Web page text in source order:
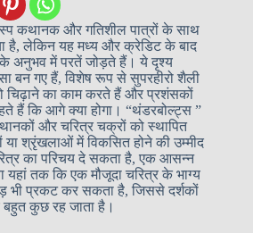
कथानक और गतिशील पात्रों के साथ
है, लेकिन यह मध्य और क्रेडिट के बाद
के अनुभव में परतें जोड़ते हैं। ये दृश्य
बन गए हैं, विशेष रूप से सुपरहीरो शैली
चिढ़ाने का काम करते हैं और प्रशंसकों
हैं कि आगे क्या होगा। “थंडरबोल्ट्स ”
और चरित्र चक्रों को स्थापित
या श्रृंखलाओं में विकसित होने की उम्मीद
का परिचय दे सकता है, एक आसन्न
तक कि एक मौजूदा चरित्र के भाग्य
भी प्रकट कर सकता है, जिससे दर्शकों
कुछ रह जाता है।